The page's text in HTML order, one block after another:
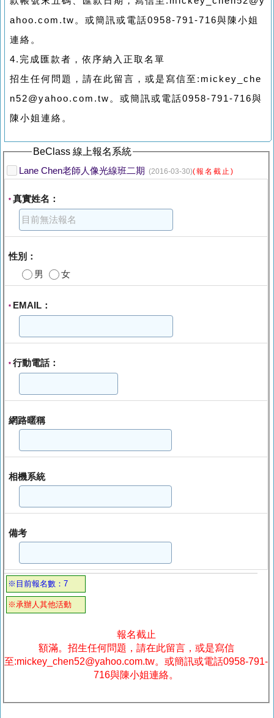
ahoo.com.tw。或簡訊或電話0958-791-716與陳小姐
連絡。
4.完成匯款者，依序納入正取名單
招生任何問題，請在此留言，或是寫信至:mickey_che
n52@yahoo.com.tw。或簡訊或電話0958-791-716與
陳小姐連絡。
BeClass 線上報名系統
Lane Chen老師人像光線班二期 (2016-03-30)(報名截止)
* 真實姓名：
性別：
男
女
* EMAIL：
* 行動電話：
網路暱稱
相機系統
備考
※目前報名數：7
※承辦人其他活動
報名截止
額滿。招生任何問題，請在此留言，或是寫信
至:mickey_chen52@yahoo.com.tw。或簡訊或電話0958-791-
716與陳小姐連絡。